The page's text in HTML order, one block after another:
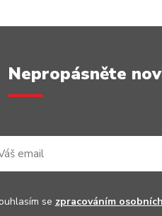
Nepropásněte
se zpracováním